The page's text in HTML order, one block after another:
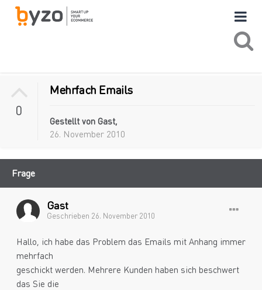
0
Mehrfach Emails
Gestellt von Gast,
26. November 2010
Frage
Gast
Geschrieben 26. November 2010
Hallo, ich habe das Problem das Emails mit Anhang immer
mehrfach
geschickt werden. Mehrere Kunden haben sich beschwert
das Sie die